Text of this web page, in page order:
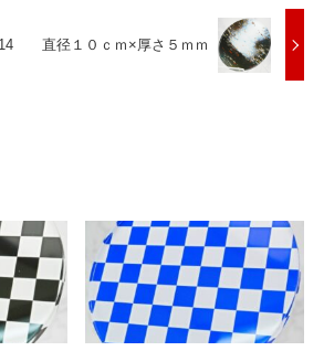
直径１０ｃｍ×厚さ５ｍｍ